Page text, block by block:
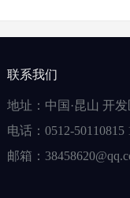
联系我们
地址：中国·昆山 开
电话：0512-50110815
邮箱：